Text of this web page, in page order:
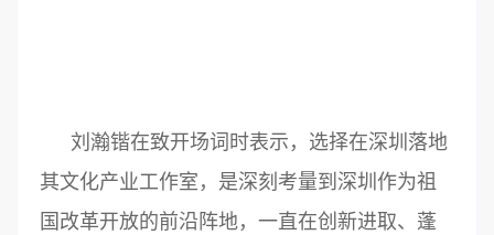
刘瀚锴在致开场词时表示，选择在深圳落地
其文化产业工作室，是深刻考量到深圳作为祖
国改革开放的前沿阵地，一直在创新进取、蓬